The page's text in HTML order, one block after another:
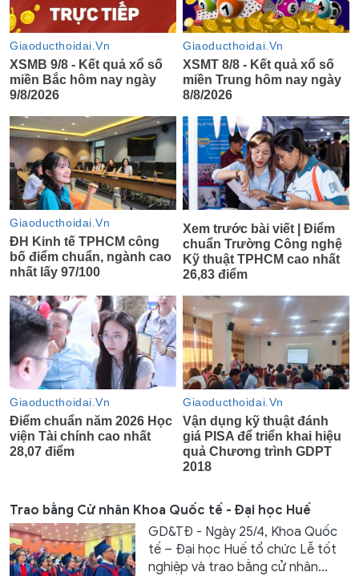
Trao bằng Cử nhân Khoa Quốc tế - Đại học Huế
GD&TĐ - Ngày 25/4, Khoa Quốc
tế – Đại học Huế tổ chức Lễ tốt
nghiệp và trao bằng cử nhân...